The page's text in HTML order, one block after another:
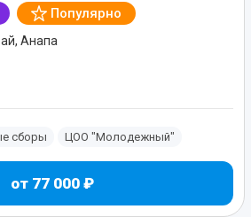
Популярно
Анапа
сборы ЦОО "Молодежный"
от 77 000 ₽